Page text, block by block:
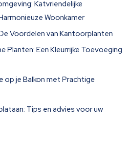
Katvriendelijke
Woonkamer
Voordelen van Kantoorplanten
Planten: Een Kleurrijke Toevoeging
op je Balkon met Prachtige
Tips en advies voor uw